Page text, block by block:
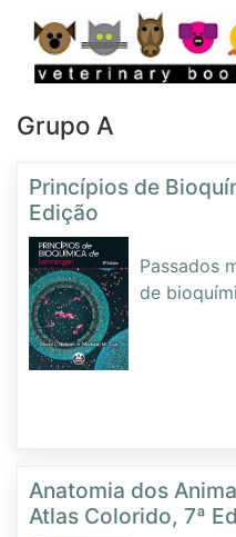
Grupo A
Princípios de
Edição
Passados
de
Anatomia dos
Atlas Colorido, 7ª